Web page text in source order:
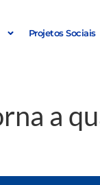
Projetos Sociais
a